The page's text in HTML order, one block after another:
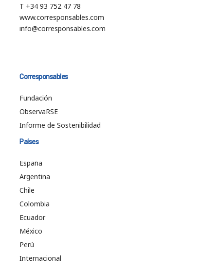
T +34 93 752 47 78
www.corresponsables.com
info@corresponsables.com
Corresponsables
Fundación
ObservaRSE
Informe de Sostenibilidad
Países
España
Argentina
Chile
Colombia
Ecuador
México
Perú
Internacional